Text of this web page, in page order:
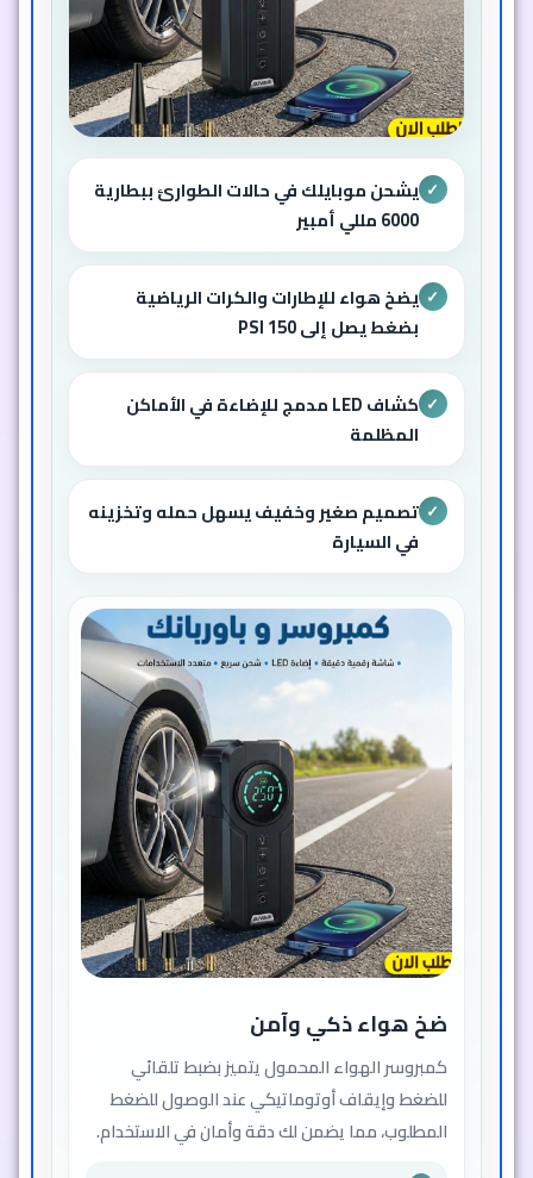
✓ يشحن موبايلك في حالات الطوارئ ببطارية
6000 مللي أمبير
✓ يضخ هواء للإطارات والكرات الرياضية
بضغط يصل إلى 150 PSI
✓
كشاف LED مدمج للإضاءة في الأماكن
المظلمة
✓ تصميم صغير وخفيف يسهل حمله وتخزينه
في السيارة
ضخ هواء ذكي وآمن
كمبروسر الهواء المحمول يتميز بضبط تلقائي
للضغط وإيقاف أوتوماتيكي عند الوصول للضغط
المطلوب، مما يضمن لك دقة وأمان في الاستخدام.